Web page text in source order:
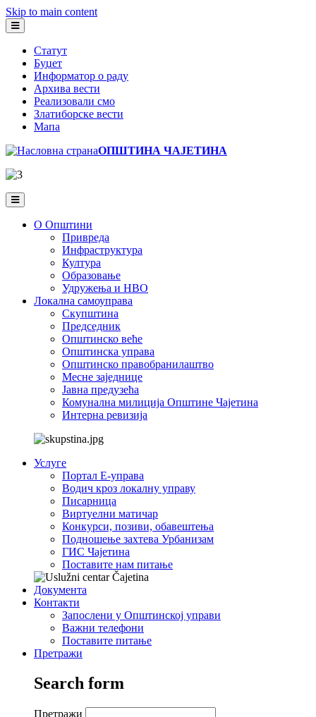
Skip to main content
Статут
Буџет
Информатор о раду
Архива вести
Реализовали смо
Златиборске вести
Мапа
ОПШТИНА ЧАЈЕТИНА
О Општини
Привреда
Инфраструктура
Култура
Образовање
Удружења и НВО
Локална самоуправа
Скупштина
Председник
Општинско веће
Општинска управа
Општинско правобранилаштво
Месне заједнице
Јавна предузећа
Комунална милиција Општине Чајетина
Интерна ревизија
Услуге
Портал Е-управа
Водич кроз локалну управу
Писарница
Виртуелни матичар
Конкурси, позиви, обавештења
Подношење захтева Урбанизам
ГИС Чајетина
Поставите нам питање
Документа
Контакти
Запослени у Општинској управи
Важни телефони
Поставите питање
Претражи
Search form
Претражи